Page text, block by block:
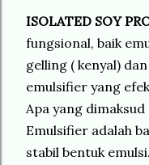
ISOLATED SOY
fungsional, baik
gelling ( kenyal)
emulsifier yang
Apa yang
Emulsifier adalah
stabil bentuk emulsi.